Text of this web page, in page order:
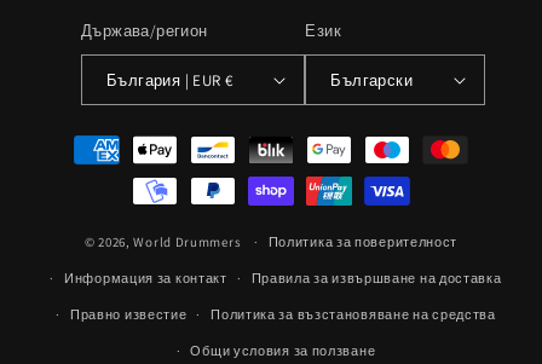
Държава/регион
България | EUR €
Език
Български
Методи
© 2026,World Drummers Политика за поверителност
Информация за контакт Правила за извършване на доставка
Правно известие Политика за възстановяване на средства
Общи условия за ползване